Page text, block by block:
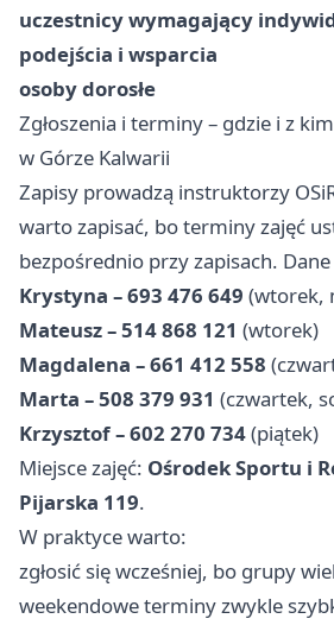
uczestnicy wymagający
podejścia i wsparcia
osoby dorosłe
Zgłoszenia i terminy – gdzie i z
w Górze Kalwarii
Zapisy prowadzą instruktorzy
warto zapisać, bo terminy zajęć
bezpośrednio przy zapisach.
Krystyna – 693 476 649 (wtorek,
Mateusz – 514 868 121 (wtorek)
Magdalena – 661 412 558
Marta – 508 379 931 (czwartek,
Krzysztof – 602 270 734(piątek)
Miejsce zajęć: Ośrodek Sportu i
Pijarska 119.
W praktyce warto:
zgłosić się wcześniej, bo grupy
weekendowe terminy zwykle